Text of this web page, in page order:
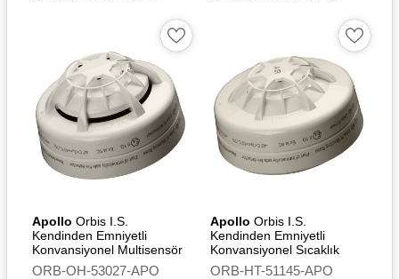
Apollo Orbis I.S.
Kendinden Emniyetli
Konvansiyonel Multisensör
Dedektör (Optical/Heat)
ORB-OH-53027-APO
Apollo Orbis I.S.
Kendinden Emniyetli
Konvansiyonel Sıcaklık
Dedektörü (A1R)
ORB-HT-51145-APO